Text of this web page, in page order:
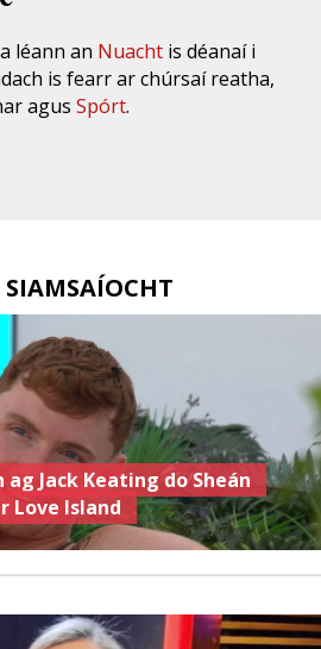
léann an Nuacht is déanaí i
is fearr ar chúrsaí reatha,
agusSpórt.
Jack Keating do Sheán
Love Island